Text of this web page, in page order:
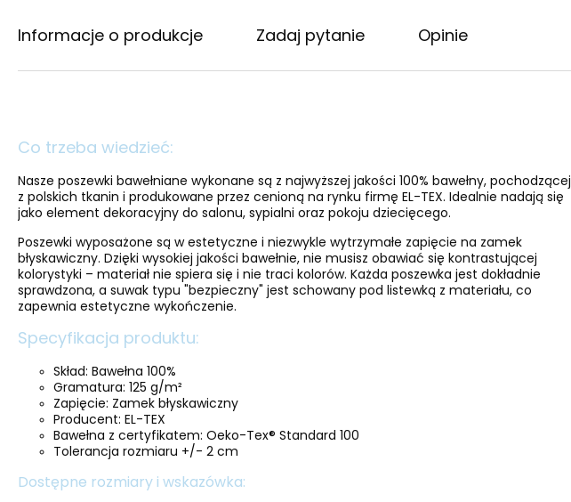
Informacje o produkcje Zadaj pytanie Opinie
Co trzeba wiedzieć:
Nasze poszewki bawełniane wykonane są z najwyższej jakości 100% bawełny, pochodzącej
z polskich tkanin i produkowane przez cenioną na rynku firmę EL-TEX. Idealnie nadają się
jako element dekoracyjny do salonu, sypialni oraz pokoju dziecięcego.
Poszewki wyposażone są w estetyczne i niezwykle wytrzymałe zapięcie na zamek
błyskawiczny. Dzięki wysokiej jakości bawełnie, nie musisz obawiać się kontrastującej
kolorystyki – materiał nie spiera się i nie traci kolorów. Każda poszewka jest dokładnie
sprawdzona, a suwak typu "bezpieczny" jest schowany pod listewką z materiału, co
zapewnia estetyczne wykończenie.
Specyfikacja produktu:
Skład: Bawełna 100%
Gramatura: 125 g/m²
Zapięcie: Zamek błyskawiczny
Producent: EL-TEX
Bawełna z certyfikatem: Oeko-Tex® Standard 100
Tolerancja rozmiaru +/- 2 cm
Dostępne rozmiary i wskazówka: